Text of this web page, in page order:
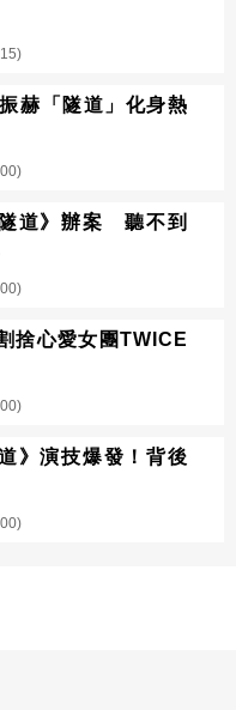
赫「隧道」化身熱
道》辦案 聽不到
捨心愛女團TWICE
》演技爆發！背後